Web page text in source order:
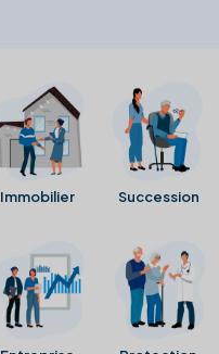
Immobilier Succession